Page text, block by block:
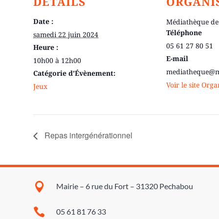
Date :
samedi 22 juin 2024
Heure :
10h00 à 12h00
Catégorie d’Évènement:
Jeux
Médiathèque
Téléphone
05 61 27 80 51
E-mail
Voir le site
Repas intergénérationnel
 Mairie – 6 rue du Fort – 31320 Pechabou
 05 61 81 76 33